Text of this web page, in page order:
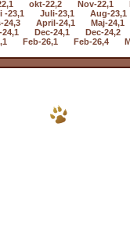
okt-22,2 Nov-22,1
-23,1 Juli-23,1 Aug-23,1
24,3 April-24,1 Maj-24,1
Dec-24,1 Dec-24,2
Feb-26,1 Feb-26,4